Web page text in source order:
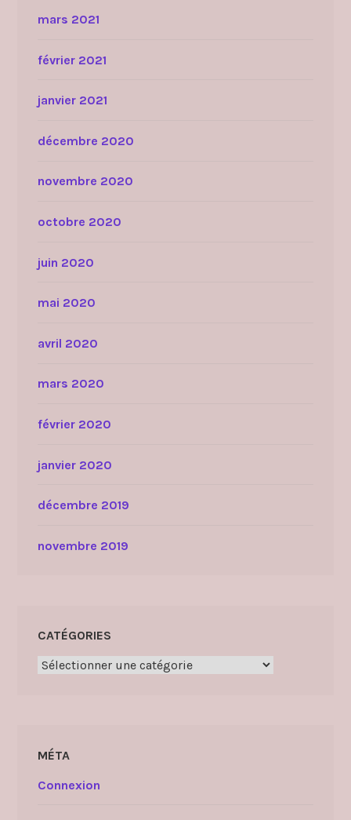
mars 2021
février 2021
janvier 2021
décembre 2020
novembre 2020
octobre 2020
juin 2020
mai 2020
avril 2020
mars 2020
février 2020
janvier 2020
décembre 2019
novembre 2019
CATÉGORIES
Catégories
MÉTA
Connexion